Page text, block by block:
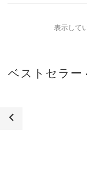
表示して
ベストセラー